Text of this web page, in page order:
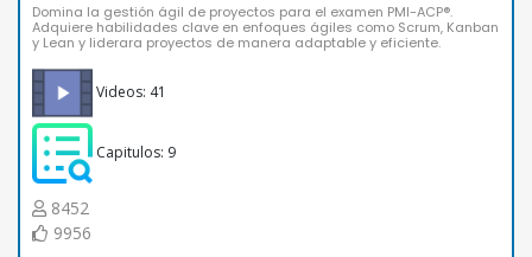
Domina la gestión ágil de proyectos para el examen PMI-ACP®.
Adquiere habilidades clave en enfoques ágiles como Scrum, Kanban
y Lean y liderara proyectos de manera adaptable y eficiente.
Videos: 41
Capitulos: 9
8452
9956